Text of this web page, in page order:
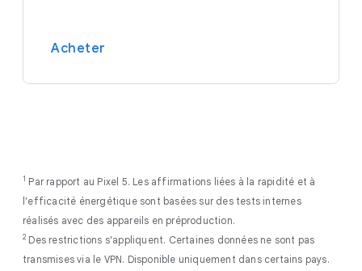
Acheter
1 Par rapport au Pixel 5. Les affirmations liées à la rapidité et à
l'efficacité énergétique sont basées sur des tests internes
réalisés avec des appareils en préproduction.
2 Des restrictions s'appliquent. Certaines données ne sont pas
transmises via le VPN. Disponible uniquement dans certains pays.